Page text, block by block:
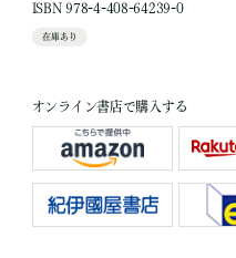
ISBN 978-4-408-64239-0
在庫あり
オンライン書店で購入する